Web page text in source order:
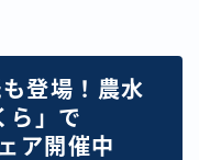
登場！農水
ら」で
ア開催中